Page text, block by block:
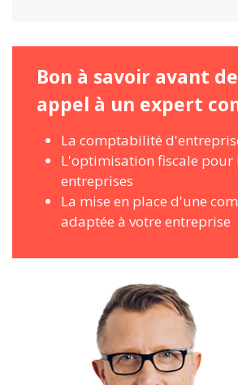
Bon à savoir avant
appel à un expert
La comptabilité
L'optimisation fiscale pour
entreprises
La mise en place d'une
adaptée à votre entreprise